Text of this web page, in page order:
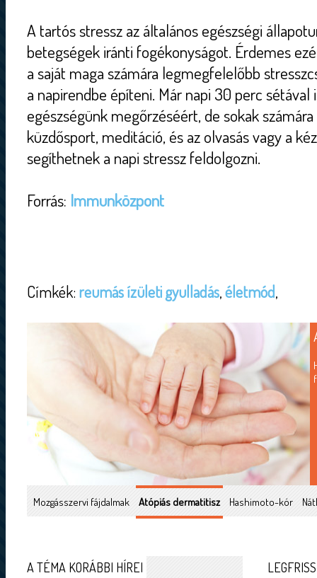
A tartós stressz az általános egészségi
betegségek iránti fogékonyságot. Érdemes
a saját maga számára legmegfelelőbb
a napirendbe építeni. Már napi 30 perc
egészségünk megőrzéséért, de sokak
küzdősport, meditáció, és az olvasás vagy a
segíthetnek a napi stressz feldolgozni.
Forrás: Immunközpont
Címkék: reumás ízületi gyulladás,életmód,
Mozgásszervi fájdalmak Atópiás dermatitisz Hashimoto-kór
A TÉMA KORÁBBI HÍREI